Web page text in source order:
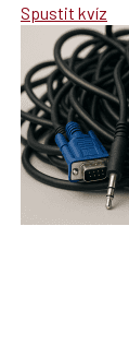
Spustit kvíz